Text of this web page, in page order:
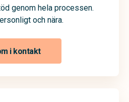
genom hela processen.
och nära.
i kontakt